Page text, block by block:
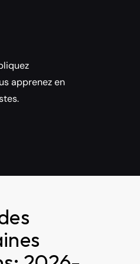
apprenez en